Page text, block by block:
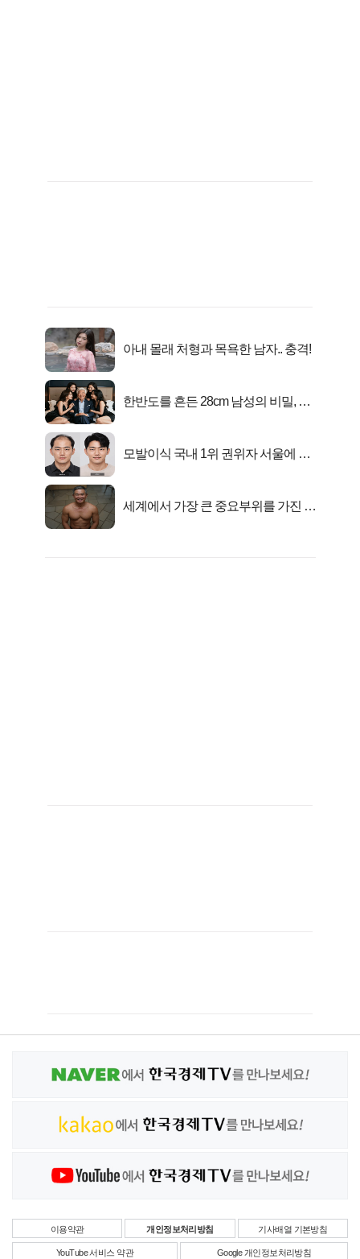
아내 몰래 처형과 목욕한 남자.. 충격!
한반도를 흔든 28cm 남성의 비밀, 매
모발이식 국내 1위 권위자 서울에 있
세계에서 가장 큰 중요부위를 가진 남
이용약관 개인정보처리방침 기사배열 기본방침
YouTube 서비스 약관 Google 개인정보처리방침